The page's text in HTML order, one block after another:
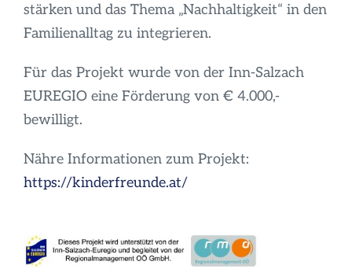
stärken und das Thema „Nachhaltigkeit“ in den
Familienalltag zu integrieren.
Für das Projekt wurde von der Inn-Salzach
EUREGIO eine Förderung von € 4.000,-
bewilligt.
Nähre Informationen zum Projekt:
https://kinderfreunde.at/